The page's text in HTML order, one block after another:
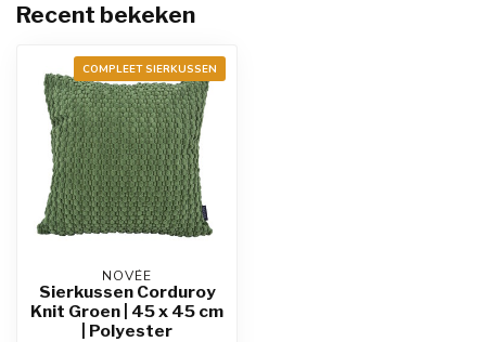
Recent bekeken
COMPLEET SIERKUSSEN
NOVÉE
Sierkussen Corduroy
Knit Groen | 45 x 45 cm
| Polyester